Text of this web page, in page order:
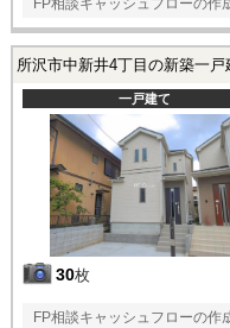
FP相談キャッシュフローの作
所沢市中新井4丁目の新築一戸
一戸建て
30枚
FP相談キャッシュフローの作